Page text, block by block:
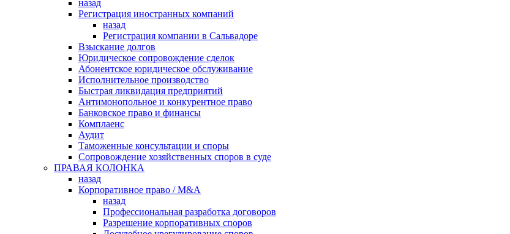
назад
Регистрация иностранных компаний
назад
Регистрация компании в Сальвадоре
Взыскание долгов
Юридическое сопровождение сделок
Абонентское юридическое обслуживание
Исполнительное производство
Быстрая ликвидация предприятий
Антимонопольное и конкурентное право
Банковское право и финансы
Комплаенс
Аудит
Таможенные консультации и споры
Сопровождение хозяйственных споров в суде
ПРАВАЯ КОЛОНКА
назад
Корпоративное право / M&A
назад
Профессиональная разработка договоров
Разрешение корпоративных споров